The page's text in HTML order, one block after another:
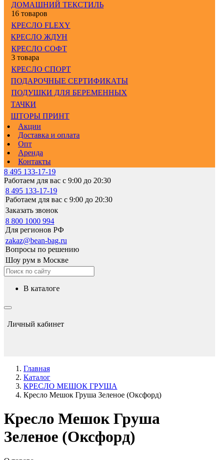
ДОМАШНИЙ ТЕКСТИЛЬ
16 товаров
КРЕСЛО FLEXY
КРЕСЛО ЖДУН
КРЕСЛО СОФТ
3 товара
КРЕСЛО СПОРТ
ПОДАРОЧНЫЕ СЕРТИФИКАТЫ
ПОДУШКИ ДЛЯ БЕРЕМЕННЫХ
ТАЧКИ
ШТОРЫ ПРИНТ
Акции
Доставка и оплата
Опт
Аренда
Контакты
8 495 133-17-19
Работаем для вас с 9:00 до 20:30
8 495 133-17-19
Работаем для вас с 9:00 до 20:30
Заказать звонок
8 800 1000 994
Для регионов РФ
zakaz@bean-bag.ru
Вопросы по решению
Шоу рум в Москве
в каталоге
Личный кабинет
Главная
Каталог
КРЕСЛО МЕШОК ГРУША
Кресло Мешок Груша Зеленое (Оксфорд)
Кресло Мешок Груша
Зеленое (Оксфорд)